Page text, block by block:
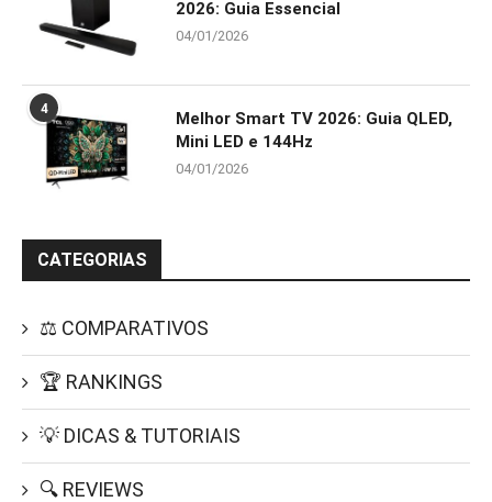
2026: Guia Essencial
04/01/2026
4
Melhor Smart TV 2026: Guia QLED,
Mini LED e 144Hz
04/01/2026
CATEGORIAS
⚖️ COMPARATIVOS
🏆 RANKINGS
💡 DICAS & TUTORIAIS
🔍 REVIEWS